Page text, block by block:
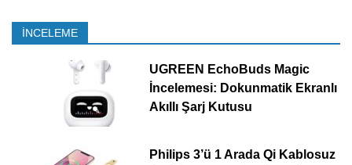
İNCELEME
UGREEN EchoBuds Magic
İncelemesi: Dokunmatik Ekranlı
Akıllı Şarj Kutusu
Philips 3’ü 1 Arada Qi Kablosuz